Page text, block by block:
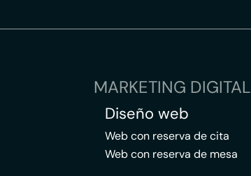
MARKETING DIGITAL
Diseño web
Web con reserva de cita
Web con reserva de mesa